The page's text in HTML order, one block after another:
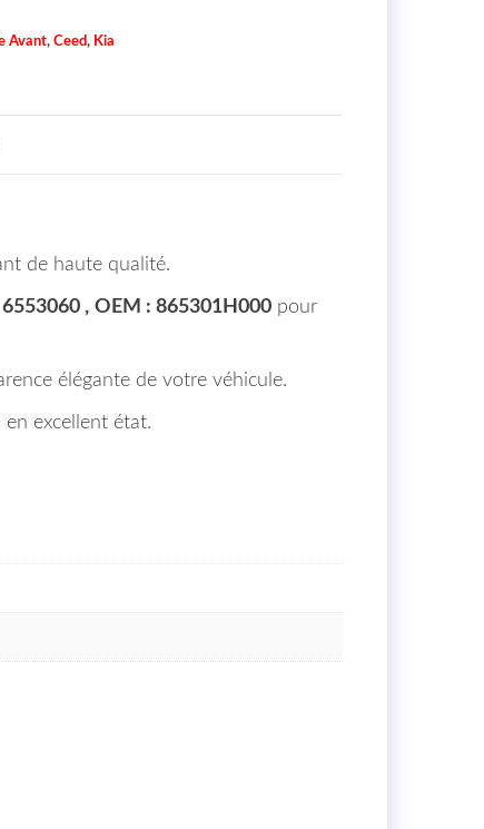
Avant, Ceed, Kia
de haute qualité.
, OEM : 865301H000 pour
élégante de votre véhicule.
excellent état.